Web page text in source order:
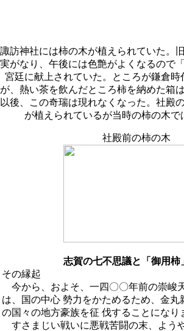
諏訪神社には柿の木が植えられていた。
実がなり、午後には色艶がよくなるので
宮廷に献上されていた。ところが鎌倉時
が、熱い茶を飲んだところ柿を納めた箱
以後、この奇瑞は現れなくなった。社殿
が植えられているが当時の柿の木で
社殿前の柿の木
志賀の七不思議と「御用柿
その縁起
今から、およそ、一四〇〇年前の崇峻
は、国の中心 勢力をかためるため、金丸
の国々の地方豪族を征 伐することになり
すさまじい戦いに悪戦苦闘の末、よう